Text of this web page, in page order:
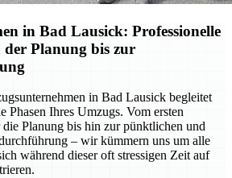
in Bad Lausick: Professionelle
Planung bis zur
in Bad Lausick begleitet
Phasen Ihres Umzugs. Vom ersten
die Planung bis hin zur pünktlichen und
– wir kümmern uns um alle
während dieser oft stressigen Zeit auf